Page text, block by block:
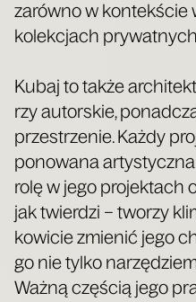
zarów­no w kon­tek­ście
kolek­cjach
Kubaj to tak­że
rzy autor­skie,
prze­strze­nie. Każ­dy
po­no­wa­na
rolę w jego pro­jek­tach
jak twier­dzi – two­rzy
ko­wi­cie zmie­nić jego
go nie tyl­ko
Waż­ną czę­ścią jego